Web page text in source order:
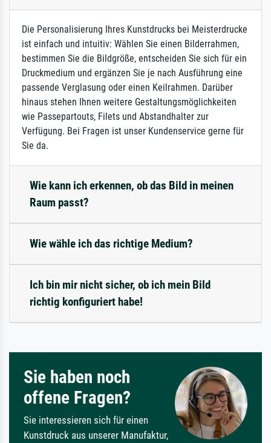
Die Personalisierung Ihres Kunstdrucks bei Meisterdrucke
ist einfach und intuitiv: Wählen Sie einen Bilderrahmen,
bestimmen Sie die Bildgröße, entscheiden Sie sich für ein
Druckmedium und ergänzen Sie je nach Ausführung eine
passende Verglasung oder einen Keilrahmen. Darüber
hinaus stehen Ihnen weitere Gestaltungsmöglichkeiten
wie Passepartouts, Filets und Abstandhalter zur
Verfügung. Bei Fragen ist unser Kundenservice gerne für
Sie da.
Wie kann ich erkennen, ob das Bild in meinen
Raum passt?
Wie wähle ich das richtige Medium?
Ich bin mir nicht sicher, ob ich mein Bild
richtig konfiguriert habe!
Sie haben noch
offene Fragen?
Sie interessieren sich für einen
Kunstdruck aus unserer Manufaktur,